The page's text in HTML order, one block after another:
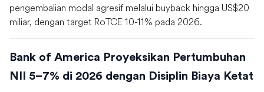
pengembalian modal agresif melalui buyback hingga US$20
miliar, dengan target RoTCE 10-11% pada 2026.
Bank of America Proyeksikan Pertumbuhan
NII 5–7% di 2026 dengan Disiplin Biaya Ketat